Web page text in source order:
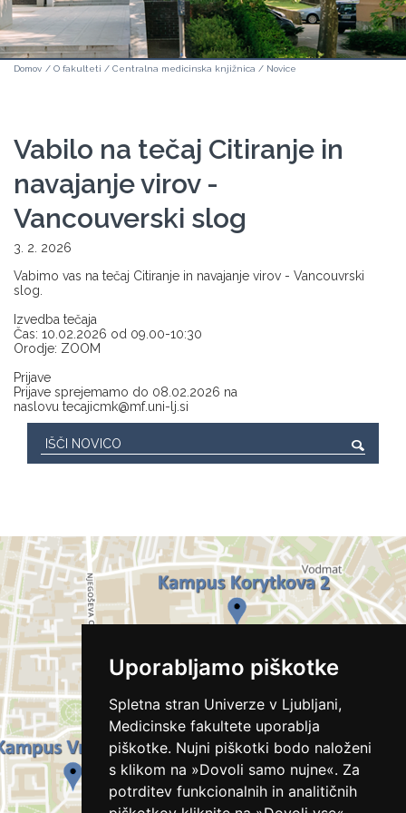
Uporabljamo piškotke
Spletna stran Univerze v Ljubljani,
Medicinske fakultete uporablja
piškotke. Nujni piškotki bodo naloženi
s klikom na »Dovoli samo nujne«. Za
potrditev funkcionalnih in analitičnih
Domov / O fakulteti / Centralna medicinska knjižnica / Novice
Vabilo na tečaj Citiranje in
navajanje virov -
Vancouverski slog
3. 2. 2026
Vabimo vas na tečaj Citiranje in navajanje virov - Vancouvrski
slog.
Izvedba tečaja
Čas: 10.02.2026 od 09.00-10:30
Orodje: ZOOM
Prijave
Prijave sprejemamo do 08.02.2026 na
naslovu tecajicmk@mf.uni-lj.si